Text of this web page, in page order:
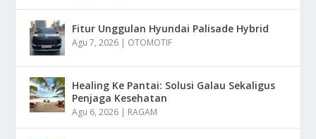
Fitur Unggulan Hyundai Palisade Hybrid
Agu 7, 2026 | OTOMOTIF
Healing Ke Pantai: Solusi Galau Sekaligus
Penjaga Kesehatan
Agu 6, 2026 | RAGAM